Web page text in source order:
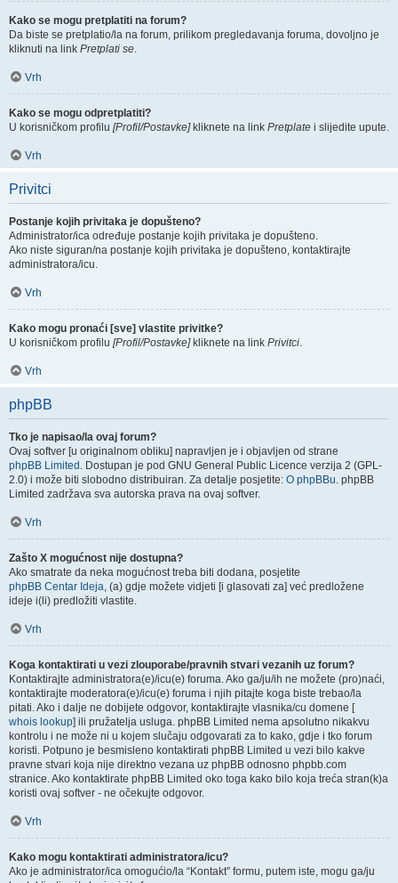
Kako se mogu pretplatiti na forum?
Da biste se pretplatio/la na forum, prilikom pregledavanja foruma, dovoljno je
kliknuti na link Pretplati se.
Vrh
Kako se mogu odpretplatiti?
U korisničkom profilu [Profil/Postavke]kliknete na link Pretplate i slijedite upute.
Vrh
Privitci
Postanje kojih privitaka je dopušteno?
Administrator/ica određuje postanje kojih privitaka je dopušteno.
Ako niste siguran/na postanje kojih privitaka je dopušteno, kontaktirajte
administratora/icu.
Vrh
Kako mogu pronaći [sve] vlastite privitke?
U korisničkom profilu [Profil/Postavke]kliknete na link Privitci.
Vrh
phpBB
Tko je napisao/la ovaj forum?
Ovaj softver [u originalnom obliku] napravljen je i objavljen od strane
phpBB Limited . Dostupan je pod GNU General Public Licence verzija 2 (GPL-
2.0) i može biti slobodno distribuiran. Za detalje posjetite: O phpBBu. phpBB
Limited zadržava sva autorska prava na ovaj softver.
Vrh
Zašto X mogućnost nije dostupna?
Ako smatrate da neka mogućnost treba biti dodana, posjetite
phpBB Centar Ideja, (a) gdje možete vidjeti [i glasovati za] već predložene
ideje i(li) predložiti vlastite.
Vrh
Koga kontaktirati u vezi zlouporabe/pravnih stvari vezanih uz forum?
Kontaktirajte administratora(e)/icu(e) foruma. Ako ga/ju/ih ne možete (pro)naći,
kontaktirajte moderatora(e)/icu(e) foruma i njih pitajte koga biste trebao/la
pitati. Ako i dalje ne dobijete odgovor, kontaktirajte vlasnika/cu domene [
whois lookup] ili pružatelja usluga. phpBB Limited nema apsolutno nikakvu
kontrolu i ne može ni u kojem slučaju odgovarati za to kako, gdje i tko forum
koristi. Potpuno je besmisleno kontaktirati phpBB Limited u vezi bilo kakve
pravne stvari koja nije direktno vezana uz phpBB odnosno phpbb.com
stranice. Ako kontaktirate phpBB Limited oko toga kako bilo koja treća stran(k)a
koristi ovaj softver - ne očekujte odgovor.
Vrh
Kako mogu kontaktirati administratora/icu?
Ako je administrator/ica omogućio/la “Kontakt” formu, putem iste, mogu ga/ju